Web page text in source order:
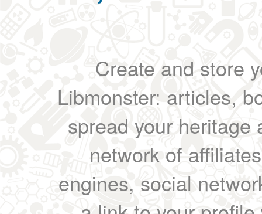
Create and store
Libmonster: articles,
spread your heritage
network of
engines, social